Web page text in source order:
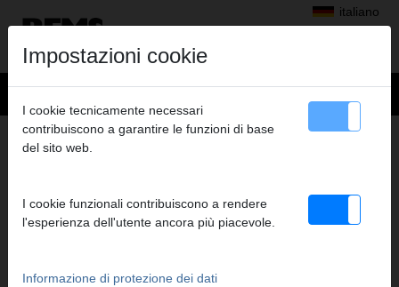
italiano
Prodotti>Pressatura radiale>
Pinze a pressare REMS Mini/anelli a pressare REMS Mini
REMS ANELLO A PRESSARE VAU 20
(PR-2B S)
Impostazioni cookie
I cookie tecnicamente necessari
contribuiscono a garantire le funzioni di base
del sito web.
I cookie funzionali contribuiscono a rendere
l'esperienza dell'utente ancora più piacevole.
Informazione di protezione dei dati